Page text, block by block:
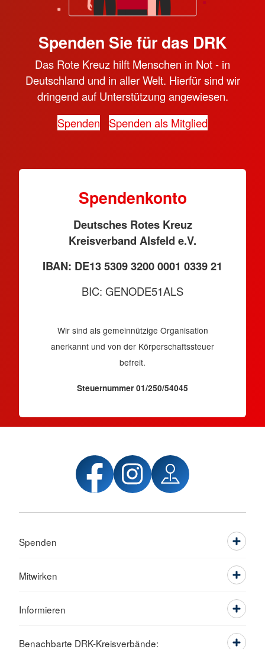
Spenden Sie für das DRK
Das Rote Kreuz hilft Menschen in Not - in
Deutschland und in aller Welt. Hierfür sind wir
dringend auf Unterstützung angewiesen.
Spenden
Spenden als Mitglied
Spendenkonto
Deutsches Rotes Kreuz
Kreisverband Alsfeld e.V.
IBAN: DE13 5309 3200 0001 0339 21
BIC: GENODE51ALS
Wir sind als gemeinnützige Organisation
anerkannt und von der Körperschaftssteuer
befreit.
Steuernummer 01/250/54045
Spenden
Mitwirken
Informieren
Benachbarte DRK-Kreisverbände: